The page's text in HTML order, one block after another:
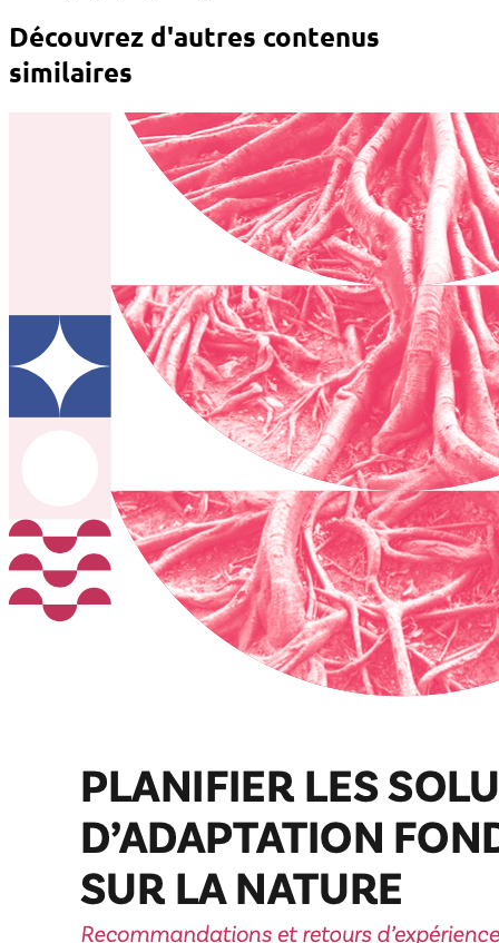
Découvrez d'autres contenus
similaires